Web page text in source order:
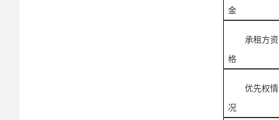
金
承租方资
格
优先权情
况